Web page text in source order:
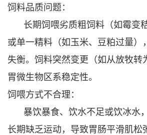
饲料品质问题：
长期饲喂劣质粗饲料（如霉变
或单一精料（如玉米、豆粕过量）
失衡。 饲料突然变更（如从放牧转
胃微生物区系稳定性。
饲喂方式不合理：
暴饮暴食、饮水不足或饮冰水
长期缺乏运动，导致胃肠平滑肌松